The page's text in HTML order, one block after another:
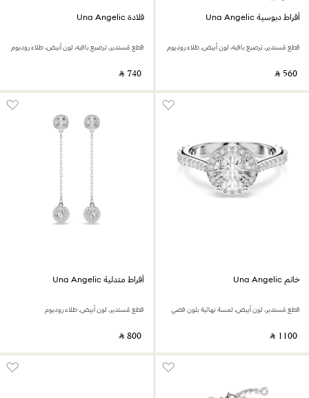
أقراط دبوسية Una Angelic
قطع مُستدير، ترصيع بافيه، لون أبيض، طلاء روديوم
‎ ⃁ ⁦560⁩ ‎
قلادة Una Angelic
قطع مُستدير، ترصيع بافيه، لون أبيض، طلاء روديوم
‎ ⃁ ⁦740⁩ ‎
خاتم Una Angelic
قطع مُستدير، لون أبيض، لمسة نهائية بلون فضي
‎ ⃁ ⁦1100⁩ ‎
أقراط متدلية Una Angelic
قطع مُستدير، لون أبيض، طلاء روديوم
‎ ⃁ ⁦800⁩ ‎